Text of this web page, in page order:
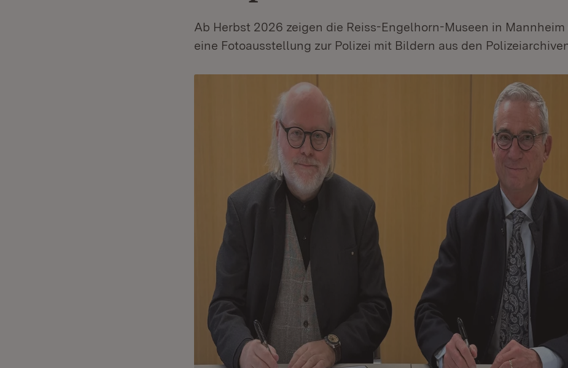
Ab Herbst 2026 zeigen die Reiss-Engelhorn-Museen in
eine Fotoausstellung zur Polizei mit Bildern aus den